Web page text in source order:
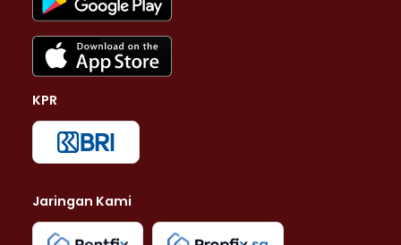
KPR
Jaringan Kami